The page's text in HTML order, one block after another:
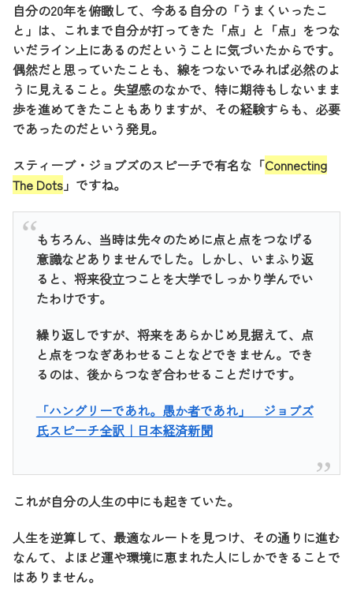
自分の20年を俯瞰して、今ある自分の「うまくいったこ
と」は、これまで自分が打ってきた「点」と「点」をつな
いだライン上にあるのだということに気づいたからです。
偶然だと思っていたことも、線をつないでみれば必然のよ
うに見えること。失望感のなかで、特に期待もしないまま
歩を進めてきたこともありますが、その経験すらも、必要
であったのだという発見。
スティーブ・ジョブズのスピーチで有名な「Connecting
The Dots」ですね。
もちろん、当時は先々のために点と点をつなげる
意識などありませんでした。しかし、いまふり返
ると、将来役立つことを大学でしっかり学んでい
たわけです。
繰り返しですが、将来をあらかじめ見据えて、点
と点をつなぎあわせることなどできません。でき
るのは、後からつなぎ合わせることだけです。
「ハングリーであれ。愚か者であれ」 ジョブズ
氏スピーチ全訳｜日本経済新聞
これが自分の人生の中にも起きていた。
人生を逆算して、最適なルートを見つけ、その通りに進む
なんて、よほど運や環境に恵まれた人にしかできることで
はありません。